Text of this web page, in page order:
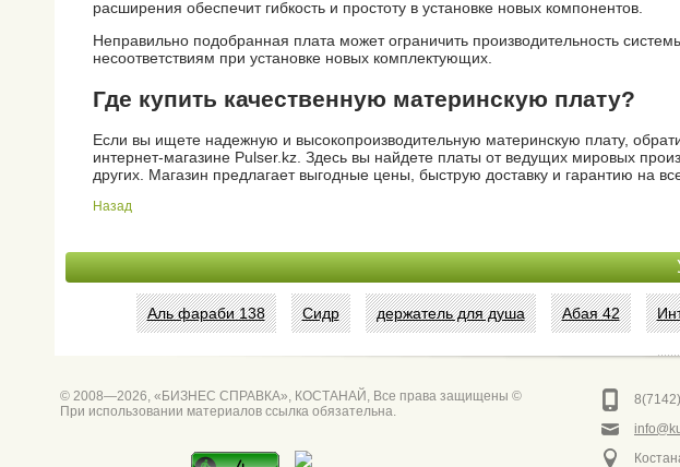
расширения обеспечит гибкость и простоту в установке новых компонентов.
Неправильно подобранная плата может ограничить производительность
несоответствиям при установке новых комплектующих.
Где купить качественную материнскую плату?
Если вы ищете надежную и высокопроизводительную материнскую плату,
интернет-магазине Pulser.kz. Здесь вы найдете платы от ведущих мировых
других. Магазин предлагает выгодные цены, быструю доставку и гарантию на
Назад
Аль фараби 138 Сидр держатель для душа Абая 42
© 2008—2026, «БИЗНЕС СПРАВКА», КОСТАНАЙ, Все права защищены ©
При использовании материалов ссылка обязательна.